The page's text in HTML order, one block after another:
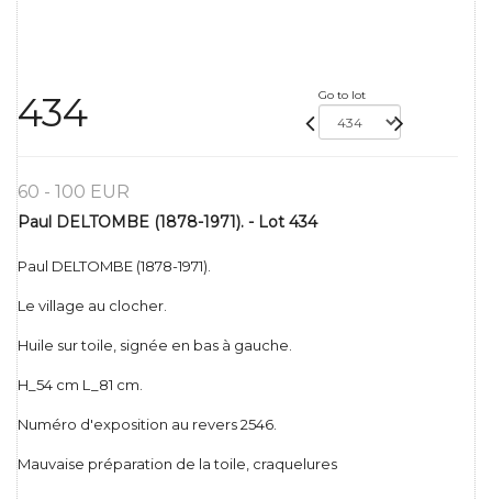
434 Go to lot
60 - 100 EUR
Paul DELTOMBE (1878-1971). - Lot 434
Paul DELTOMBE (1878-1971).
Le village au clocher.
Huile sur toile, signée en bas à gauche.
H_54 cm L_81 cm.
Numéro d'exposition au revers 2546.
Mauvaise préparation de la toile, craquelures